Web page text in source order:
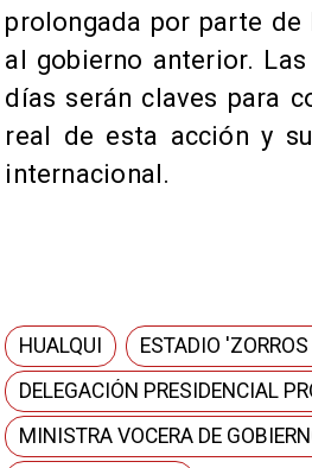
prolongada por parte de
al gobierno anterior.
días serán claves para
real de esta acción y
internacional.
HUALQUI
ESTADIO
DELEGACIÓN PRESIDENCIAL
MINISTRA VOCERA DE